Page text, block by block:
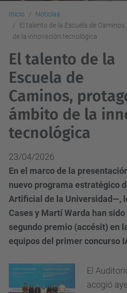
Inicio
Noticias
El talento de la Escuela de
de la innovación tecnológica
El talento de la
Escuela de
Caminos,
ámbito de la
tecnológica
23/04/2026
En el marco de la
nuevo programa estratégico
Artificial de la Universidad—,
Cases y Martí Warda han
segundo premio (accésit) en
equipos del primer concurso
El
acogió